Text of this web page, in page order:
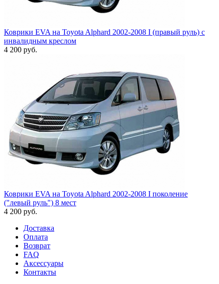
Коврики EVA на Toyota Alphard 2002-2008 I (правый руль) с
инвалидным креслом
4 200 руб.
Коврики EVA на Toyota Alphard 2002-2008 I поколение
("левый руль") 8 мест
4 200 руб.
Доставка
Оплата
Возврат
FAQ
Аксессуары
Контакты